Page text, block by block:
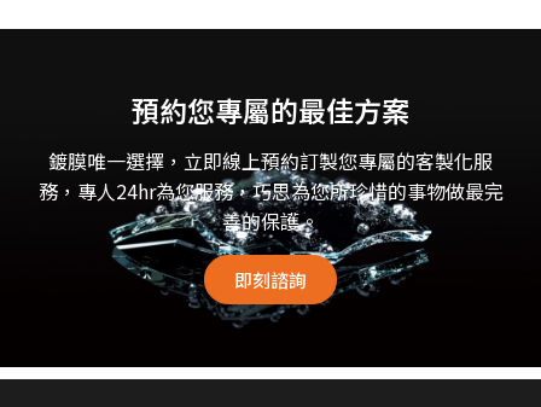
預約您專屬的最佳方案
鍍膜唯一選擇，立即線上預約訂製您專屬的客製化服
務，專人24hr為您服務，巧思為您所珍惜的事物做最完
善的保護。
即刻諮詢